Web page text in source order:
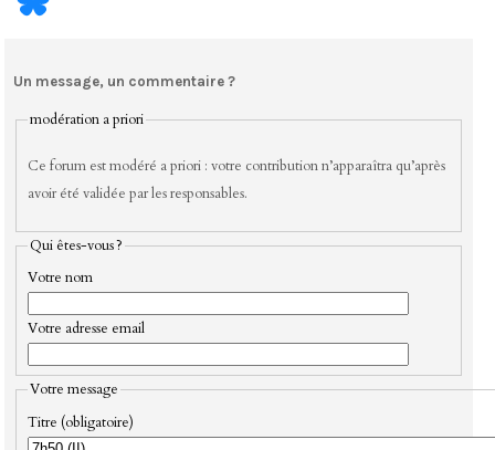
Un message, un commentaire ?
modération a priori
Ce forum est modéré a priori : votre contribution n’apparaîtra qu’après
avoir été validée par les responsables.
Qui êtes-vous ?
Votre nom
Votre adresse email
Votre message
Titre (obligatoire)